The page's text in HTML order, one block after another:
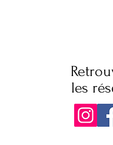
les